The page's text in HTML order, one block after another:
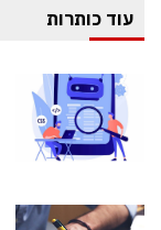
עוד כותרות